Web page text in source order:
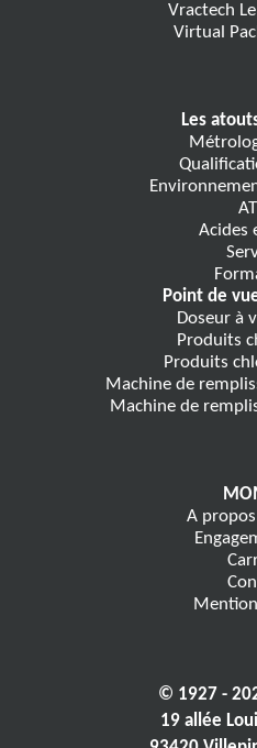
Vractech
Virtual
Les
Acides
Point de
Doseur à
Produits
Produits
Machine de
Machine de
A
© 1927 -
19 allée